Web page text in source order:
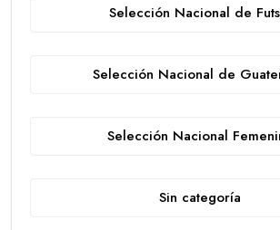
Selección Nacional de
Selección Nacional de
Selección Nacional
Sin categoría